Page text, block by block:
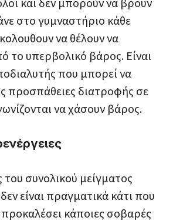
στο γυμναστήριο κάθε
να θέλουν να
το υπερβολικό βάρος. Είναι
που μπορεί να
προσπάθειες διατροφής σε
να χάσουν βάρος.
του συνολικού μείγματος
είναι πραγματικά κάτι που
κάποιες σοβαρές